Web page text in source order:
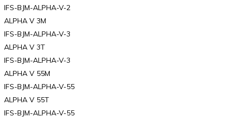
IFS-BJM-ALPHA-V-2
ALPHA V 3M
IFS-BJM-ALPHA-V-3
ALPHA V 3T
IFS-BJM-ALPHA-V-3
ALPHA V 55M
IFS-BJM-ALPHA-V-55
ALPHA V 55T
IFS-BJM-ALPHA-V-55